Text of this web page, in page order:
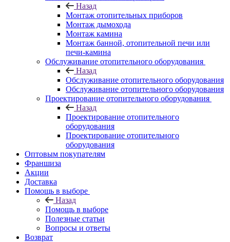
Назад
Монтаж отопительных приборов
Монтаж дымохода
Монтаж камина
Монтаж банной, отопительной печи или
печи-камина
Обслуживание отопительного оборудования
Назад
Обслуживание отопительного оборудования
Обслуживание отопительного оборудования
Проектирование отопительного оборудования
Назад
Проектирование отопительного
оборудования
Проектирование отопительного
оборудования
Оптовым покупателям
Франшиза
Акции
Доставка
Помощь в выборе
Назад
Помощь в выборе
Полезные статьи
Вопросы и ответы
Возврат